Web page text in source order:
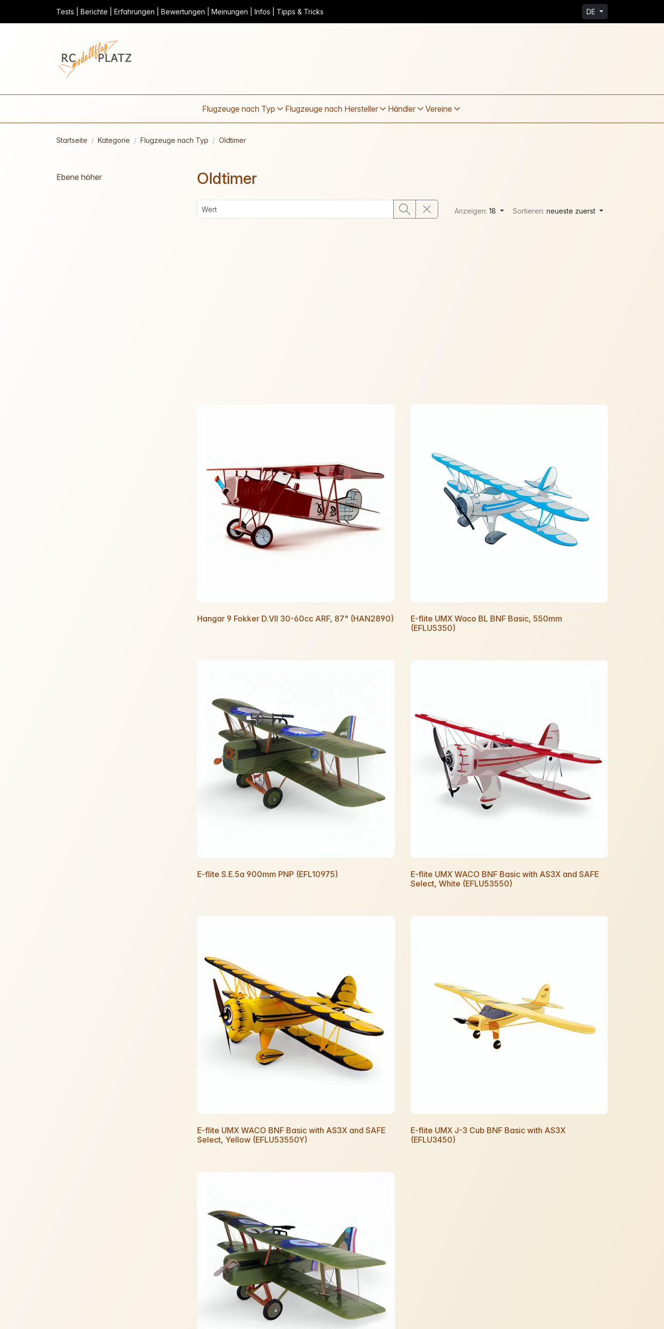
Tests | Berichte | Erfahrungen | Bewertungen | Meinungen | Infos | Tipps & Tricks DE
Flugzeuge nach Typ Flugzeuge nach Hersteller Händler Vereine
Startseite Kategorie Flugzeuge nach Typ Oldtimer
Ebene höher Oldtimer
Anzeigen:18 Sortieren:neueste zuerst
Hangar 9 Fokker D.VII 30-60cc ARF, 87" (HAN2890)
E-flite UMX Waco BL BNF Basic, 550mm
(EFLU5350)
E-flite S.E.5a 900mm PNP (EFL10975)
E-flite UMX WACO BNF Basic with AS3X and SAFE
Select, White (EFLU53550)
E-flite UMX WACO BNF Basic with AS3X and SAFE
Select, Yellow (EFLU53550Y)
E-flite UMX J-3 Cub BNF Basic with AS3X
(EFLU3450)